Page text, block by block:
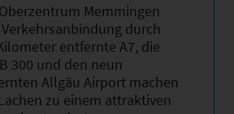
Memmingen
durch
entfernte A7, die
300 und den neun
Allgäu Airport machen
zu einem attraktiven